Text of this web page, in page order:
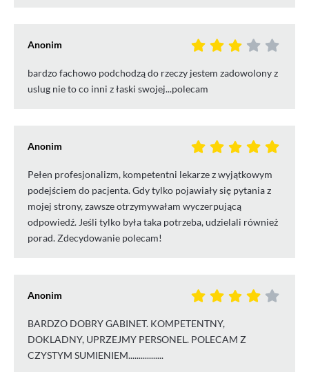
Anonim
bardzo fachowo podchodzą do rzeczy jestem zadowolony z
uslug nie to co inni z łaski swojej...polecam
Anonim
Pełen profesjonalizm, kompetentni lekarze z wyjątkowym
podejściem do pacjenta. Gdy tylko pojawiały się pytania z
mojej strony, zawsze otrzymywałam wyczerpującą
odpowiedź. Jeśli tylko była taka potrzeba, udzielali również
porad. Zdecydowanie polecam!
Anonim
BARDZO DOBRY GABINET. KOMPETENTNY,
DOKLADNY, UPRZEJMY PERSONEL. POLECAM Z
CZYSTYM SUMIENIEM.................